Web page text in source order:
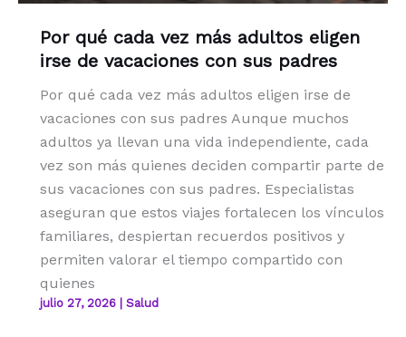
Por qué cada vez más adultos eligen
irse de vacaciones con sus padres
Por qué cada vez más adultos eligen irse de
vacaciones con sus padres Aunque muchos
adultos ya llevan una vida independiente, cada
vez son más quienes deciden compartir parte de
sus vacaciones con sus padres. Especialistas
aseguran que estos viajes fortalecen los vínculos
familiares, despiertan recuerdos positivos y
permiten valorar el tiempo compartido con
quienes
julio 27, 2026 Salud